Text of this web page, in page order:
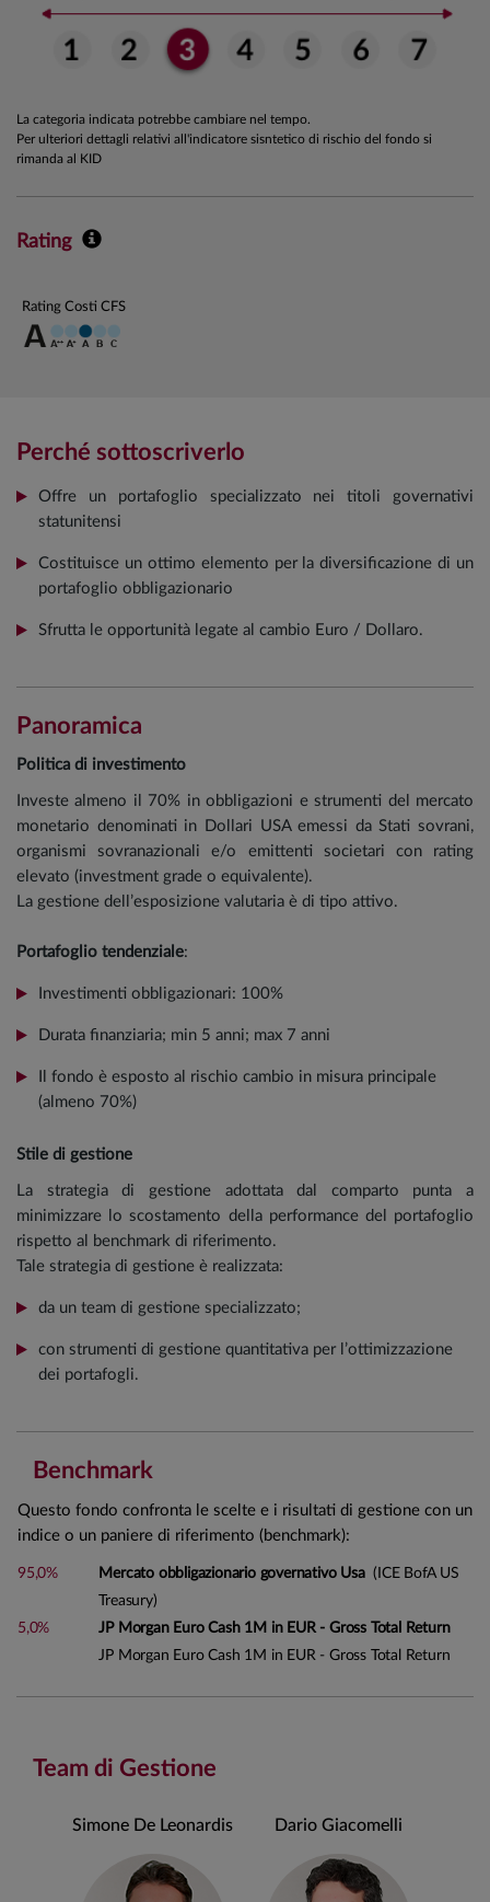
La categoria indicata potrebbe cambiare nel tempo.
Per ulteriori dettagli relativi all'indicatore sisntetico di rischio del fondo si
rimanda al KID
Rating
Rating Costi CFS
Perché sottoscriverlo
Offre un portafoglio specializzato nei titoli governativi
statunitensi
Costituisce un ottimo elemento per la diversificazione di un
portafoglio obbligazionario
Sfrutta le opportunità legate al cambio Euro / Dollaro.
Panoramica
Politica di investimento
Investe almeno il 70% in obbligazioni e strumenti del mercato
monetario denominati in Dollari USA emessi da Stati sovrani,
organismi sovranazionali e/o emittenti societari con rating
elevato (investment grade o equivalente).
La gestione dell’esposizione valutaria è di tipo attivo.
Portafoglio tendenziale:
Investimenti obbligazionari: 100%
Durata finanziaria; min 5 anni; max 7 anni
Il fondo è esposto al rischio cambio in misura principale
(almeno 70%)
Stile di gestione
La strategia di gestione adottata dal comparto punta a
minimizzare lo scostamento della performance del portafoglio
rispetto al benchmark di riferimento.
Tale strategia di gestione è realizzata:
da un team di gestione specializzato;
con strumenti di gestione quantitativa per l’ottimizzazione
dei portafogli.
Benchmark
Questo fondo confronta le scelte e i risultati di gestione con un
indice o un paniere di riferimento (benchmark):
95,0% Mercato obbligazionario governativo Usa(ICE BofA US
Treasury)
5,0%
JP Morgan Euro Cash 1M in EUR - Gross Total Return
JP Morgan Euro Cash 1M in EUR - Gross Total Return
Team di Gestione
Simone De Leonardis Dario Giacomelli